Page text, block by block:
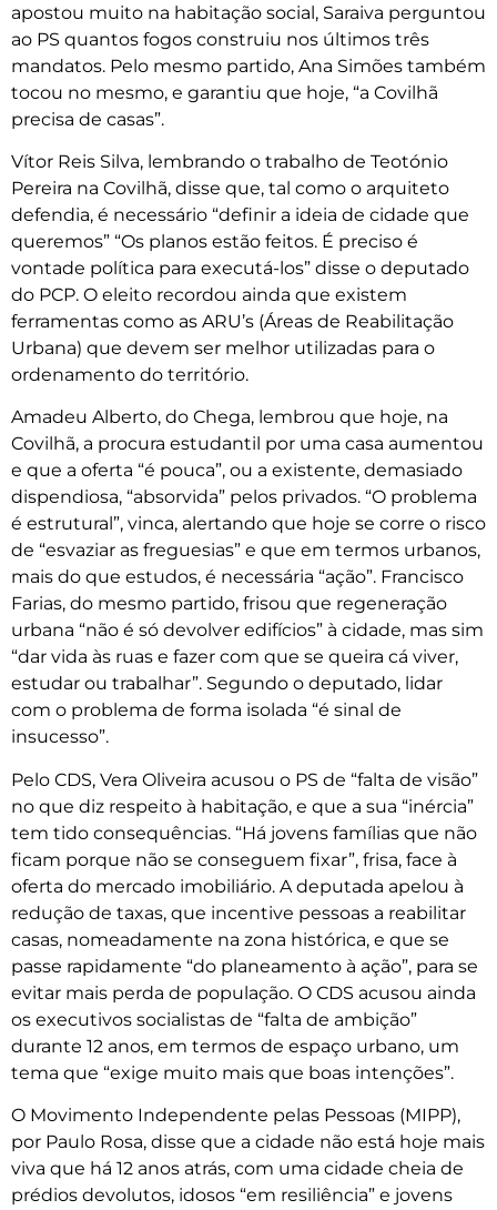
apostou muito na habitação social, Saraiva perguntou
ao PS quantos fogos construiu nos últimos três
mandatos. Pelo mesmo partido, Ana Simões também
tocou no mesmo, e garantiu que hoje, “a Covilhã
precisa de casas”.
Vítor Reis Silva, lembrando o trabalho de Teotónio
Pereira na Covilhã, disse que, tal como o arquiteto
defendia, é necessário “definir a ideia de cidade que
queremos” “Os planos estão feitos. É preciso é
vontade política para executá-los” disse o deputado
do PCP. O eleito recordou ainda que existem
ferramentas como as ARU’s (Áreas de Reabilitação
Urbana) que devem ser melhor utilizadas para o
ordenamento do território.
Amadeu Alberto, do Chega, lembrou que hoje, na
Covilhã, a procura estudantil por uma casa aumentou
e que a oferta “é pouca”, ou a existente, demasiado
dispendiosa, “absorvida” pelos privados. “O problema
é estrutural”, vinca, alertando que hoje se corre o risco
de “esvaziar as freguesias” e que em termos urbanos,
mais do que estudos, é necessária “ação”. Francisco
Farias, do mesmo partido, frisou que regeneração
urbana “não é só devolver edifícios” à cidade, mas sim
“dar vida às ruas e fazer com que se queira cá viver,
estudar ou trabalhar”. Segundo o deputado, lidar
com o problema de forma isolada “é sinal de
insucesso”.
Pelo CDS, Vera Oliveira acusou o PS de “falta de visão”
no que diz respeito à habitação, e que a sua “inércia”
tem tido consequências. “Há jovens famílias que não
ficam porque não se conseguem fixar”, frisa, face à
oferta do mercado imobiliário. A deputada apelou à
redução de taxas, que incentive pessoas a reabilitar
casas, nomeadamente na zona histórica, e que se
passe rapidamente “do planeamento à ação”, para se
evitar mais perda de população. O CDS acusou ainda
os executivos socialistas de “falta de ambição”
durante 12 anos, em termos de espaço urbano, um
tema que “exige muito mais que boas intenções”.
O Movimento Independente pelas Pessoas (MIPP),
por Paulo Rosa, disse que a cidade não está hoje mais
viva que há 12 anos atrás, com uma cidade cheia de
prédios devolutos, idosos “em resiliência” e jovens